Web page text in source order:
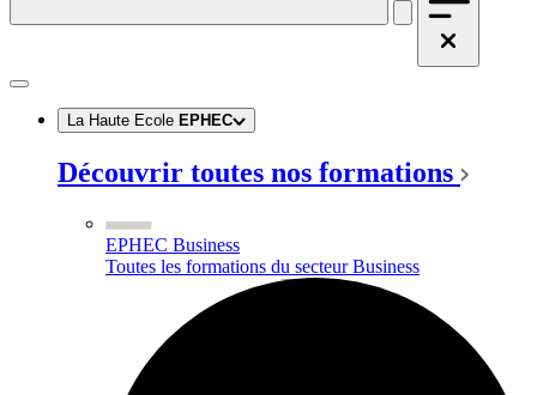
La Haute Ecole EPHEC
Découvrir toutes nos formations
EPHEC Business
Toutes les formations du secteur Business